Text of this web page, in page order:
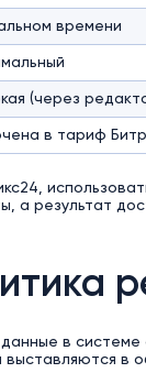
времени
(через
в тариф
а результат
в
в